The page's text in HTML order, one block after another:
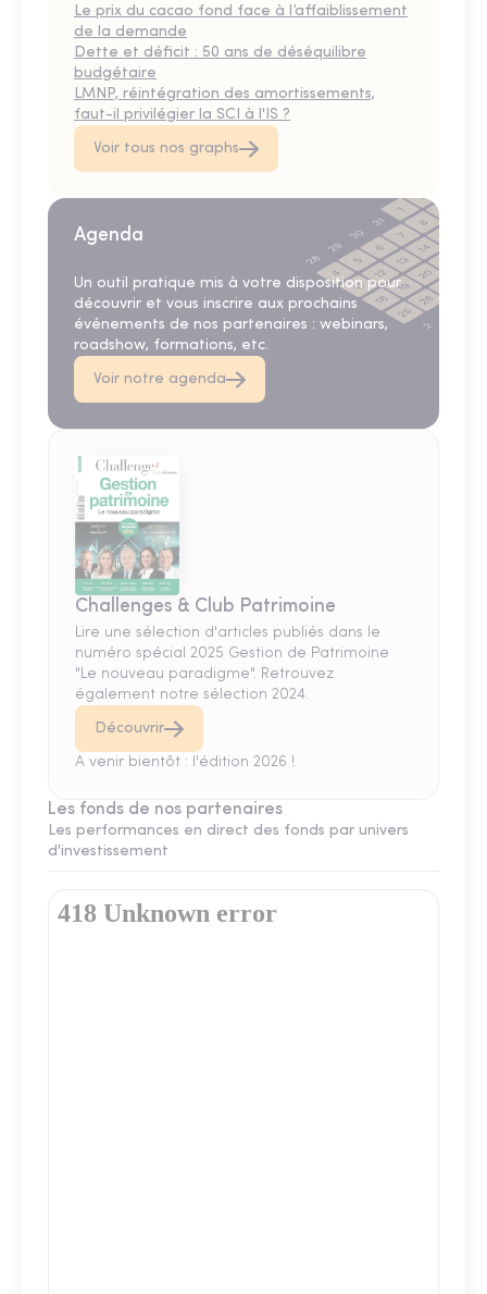
Le prix du cacao fond face à l’affaiblissement
de la demande
Dette et déficit : 50 ans de déséquilibre
budgétaire
LMNP, réintégration des amortissements,
faut-il privilégier la SCI à l'IS ?
Voir tous nos graphs
Agenda
Un outil pratique mis à votre disposition pour
découvrir et vous inscrire aux prochains
événements de nos partenaires : webinars,
roadshow, formations, etc.
Voir notre agenda
Challenges & Club Patrimoine
Lire une sélection d'articles publiés dans le
numéro spécial 2025 Gestion de Patrimoine
"Le nouveau paradigme". Retrouvez
également notre sélection 2024.
Découvrir
A venir bientôt : l'édition 2026 !
Les fonds de nos partenaires
Les performances en direct des fonds par univers
d'investissement